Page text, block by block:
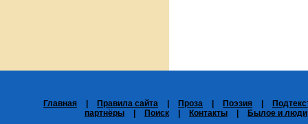
Главная Правила сайта Проза Поэзия
партнёры
Поиск Контакты Былое и люди